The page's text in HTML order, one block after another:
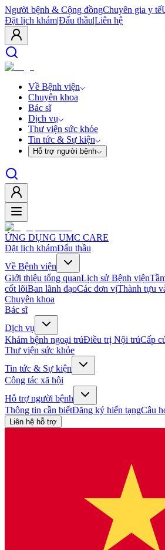
Người bệnh & Cộng đồngChuyên gia y tế
Đặt lịch khám|Đấu thầu|Liên hệ
Về Bệnh viện
Chuyên khoa
Bác sĩ
Dịch vụ
Thư viện sức khỏe
Tin tức & Sự kiện
Hỗ trợ người bệnh
ỨNG DỤNG UMC CARE
Đặt lịch khámĐấu thầu
Về Bệnh viện
Giới thiệu tổng quanLịch sử Bệnh viện
cốt lõiBan lãnh đạoCác đơn vịThành tựu
Chuyên khoa
Bác sĩ
Dịch vụ
Khám bệnh ngoại trúĐiều trị Nội trúCấp
Thư viện sức khỏe
Tin tức & Sự kiện
Công tác xã hội
Hỗ trợ người bệnh
Thông tin cần biếtĐăng ký hiến tạngCâu
Liên hệ hỗ trợ